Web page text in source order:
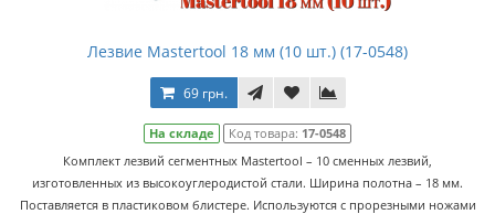
Лезвие Mastertool 18 мм (10 шт.) (17-0548)
69 грн.
На складе Код товара: 17-0548
Комплект лезвий сегментных Mastertool – 10 сменных лезвий,
изготовленных из высокоуглеродистой стали. Ширина полотна – 18 мм.
Поставляется в пластиковом блистере. Используются с прорезными ножами